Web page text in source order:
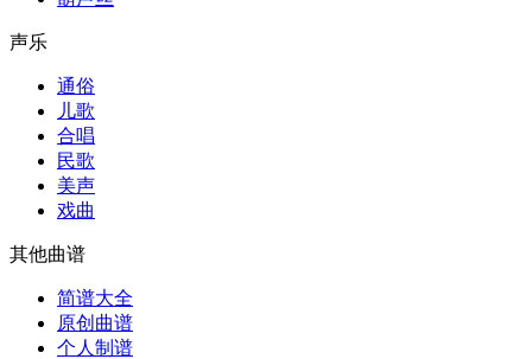
声乐
通俗
儿歌
合唱
民歌
美声
戏曲
其他曲谱
简谱大全
原创曲谱
个人制谱